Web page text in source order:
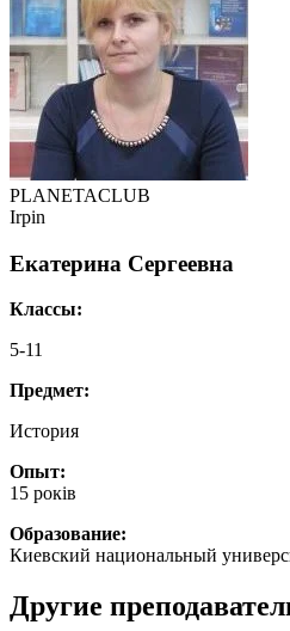
PLANETACLUB
Irpin
Екатерина Сергеевна
Классы:
5-11
Предмет:
История
Опыт:
15 років
Образование:
Киевский национальный
Другие